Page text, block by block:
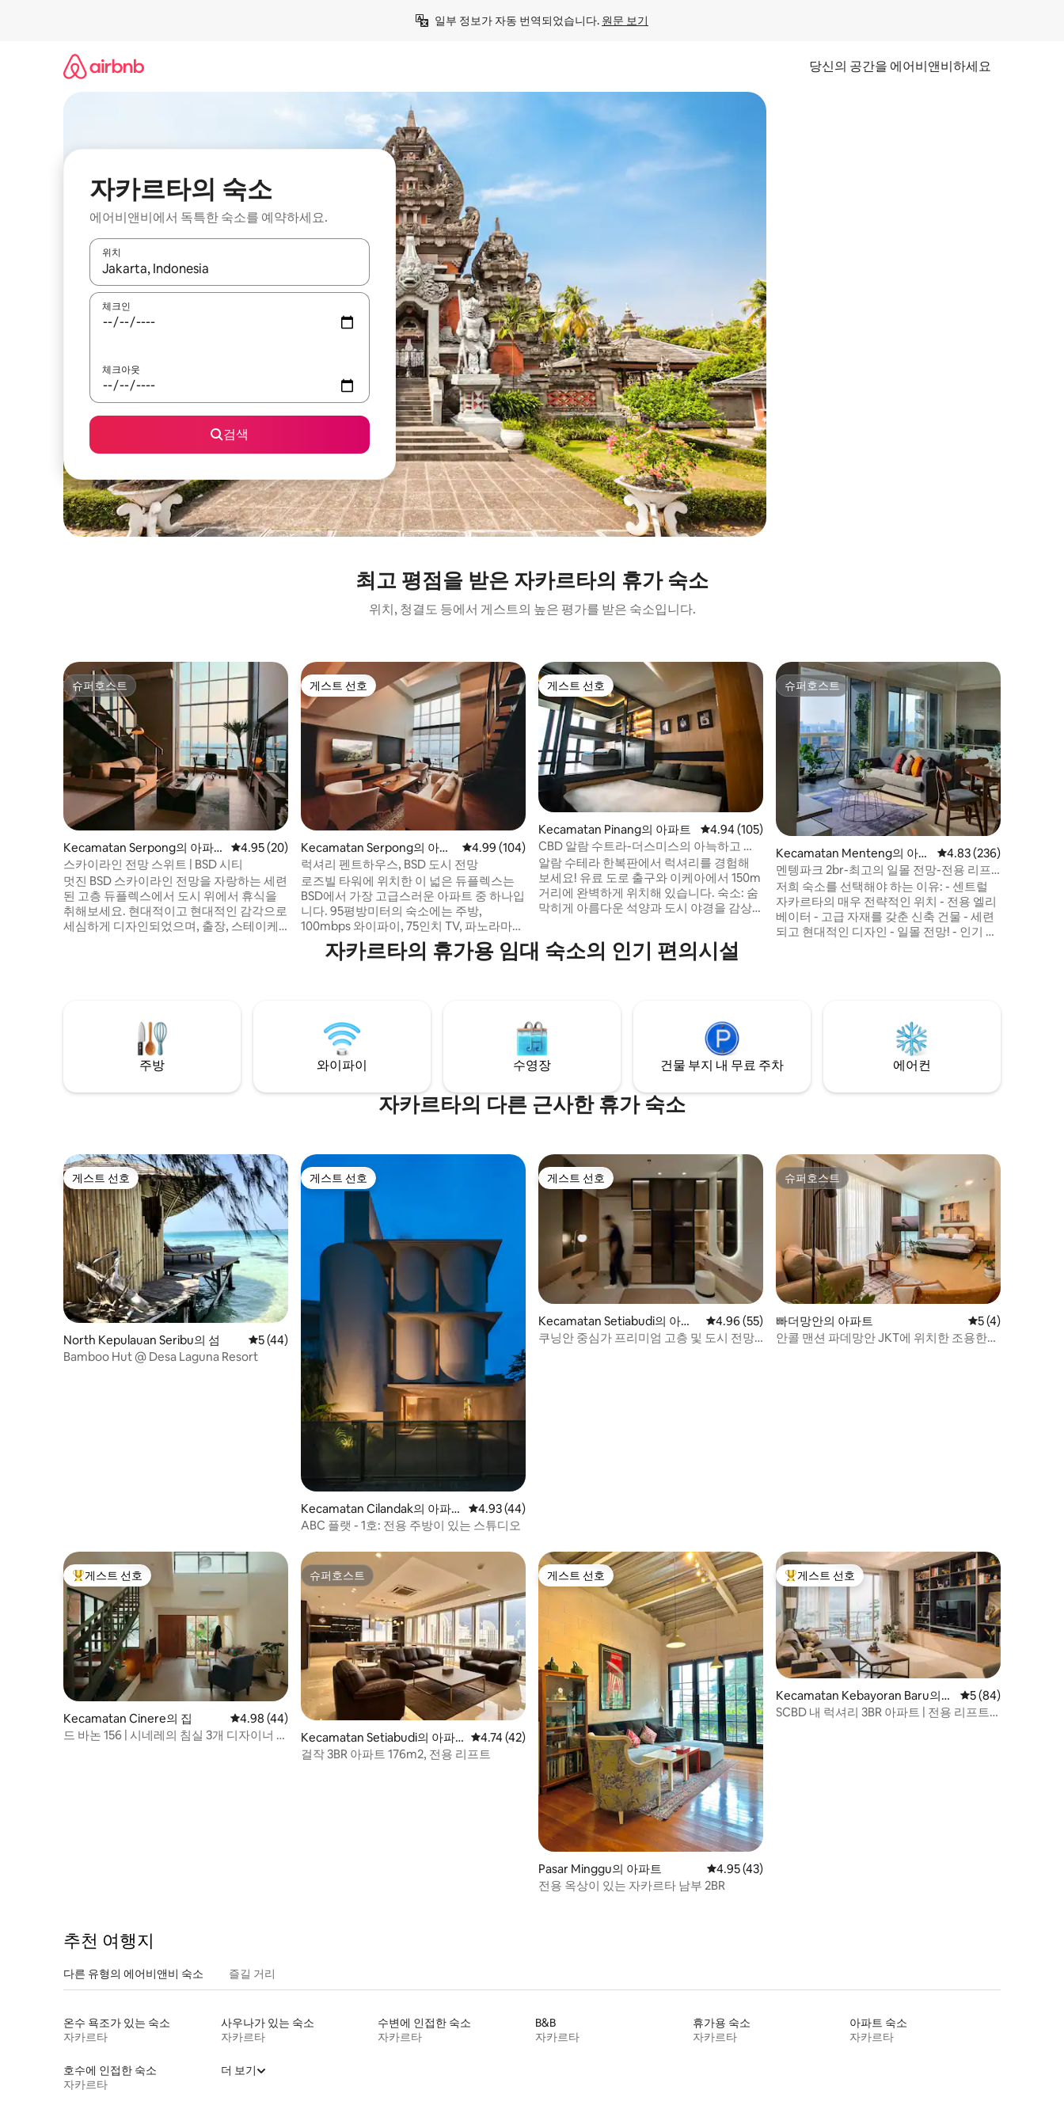
일부 정보가 자동 번역되었습니다. 원문 보기
당신의 공간을 에어비앤비하세요
자카르타의 숙소
에어비앤비에서 독특한 숙소를 예약하세요.
위치
결과가 나오면 위·아래 화살표 키를 사용하거나 터치 또는 스와이프 동작으로 탐색하세요.
체크인
체크아웃
검색
최고 평점을 받은 자카르타의 휴가 숙소
위치, 청결도 등에서 게스트의 높은 평가를 받은 숙소입니다.
슈퍼호스트
슈퍼호스트
Kecamatan Serpong의 아파
트
평점 4.95점(5점 만점), 후기 20개
4.95 (20)
스카이라인 전망 스위트 | BSD 시티
멋진 BSD 스카이라인 전망을 자랑하는 세련
된 고층 듀플렉스에서 도시 위에서 휴식을
취해보세요. 현대적이고 현대적인 감각으로
세심하게 디자인되었으며, 출장, 스테이케
스장, 당구 라운지, 미니마트, 세탁 시설을
이용하실 수 있습니다. 아름다운 일몰과 도
시 조명이 기다립니다.
게스트 선호
게스트 선호
Kecamatan Serpong의 아파
트
평점 4.99점(5점 만점), 후기 104개
4.99 (104)
럭셔리 펜트하우스, BSD 도시 전망
로즈빌 타워에 위치한 이 넓은 듀플렉스는
BSD에서 가장 고급스러운 아파트 중 하나입
니다. 95평방미터의 숙소에는 주방,
100mbps 와이파이, 75인치 TV, 파노라마
스카이라인 전망을 감상할 수 있는 책상 등
현대적인 편의시설이 마련되어 있습니다.
당구대가 있는 라운지, 헬스장, 미니마트, 아
이 돌봄 시설, 세탁소도 이용하실 수 있습니
게스트 선호
게스트 선호
Kecamatan Pinang의 아파트 평점 4.94점(5점 만점), 후기 105개
4.94 (105)
CBD 알람 수트라-더스미스의 아늑하고 고
급스러운 현대식 침실 1개
알람 수테라 한복판에서 럭셔리를 경험해
보세요! 유료 도로 출구와 이케아에서 150m
거리에 완벽하게 위치해 있습니다. 숙소: 숨
막히게 아름다운 석양과 도시 야경을 감상
세요. 제공되는 넷플릭스 계정으로 휴식을
취해 보세요. 주요 정보: - 셀프 체크인: 나만
하고 안락합니다. 곧 뵙겠습니다!
슈퍼호스트
슈퍼호스트
Kecamatan Menteng의 아파
트
평점 4.83점(5점 만점),
4.83 (236)
멘텡파크 2br-최고의 일몰 전망-전용 리프
트-넷플릭스
저희 숙소를 선택해야 하는 이유: - 센트럴
자카르타의 매우 전략적인 위치 - 전용 엘리
베이터 - 고급 자재를 갖춘 신축 건물 - 세련
되고 현대적인 디자인 - 일몰 전망! - 인기 있
르타에 머무는 동안 모나스 전망을 보며 잠
에서 깨어나는 것을 상상해 보세요!
자카르타의 휴가용 임대 숙소의 인기 편의시설
주방 와이파이 수영장 건물 부지 내 무료 주차 에어컨
자카르타의 다른 근사한 휴가 숙소
게스트 선호
게스트 선호
North Kepulauan Seribu의 섬 평점 5점(5점 만점), 후기 44개
5 (44)
Bamboo Hut @ Desa Laguna Resort
게스트 선호
게스트 선호
Kecamatan Cilandak의 아파
트
평점 4.93점(5점 만점), 후기 44개
4.93 (44)
ABC 플랫 - 1호: 전용 주방이 있는 스튜디오
게스트 선호
게스트 선호
Kecamatan Setiabudi의 아파
트
평점 4.96점(5점 만점), 후기 55개
4.96 (55)
쿠닝안 중심가 프리미엄 고층 및 도시 전망
슈퍼호스트
슈퍼호스트
빠더망안의 아파트 평점 5점(5점 만
5 (4)
안콜 맨션 파데망안 JKT에 위치한 조용한
상위 게스트 선호
게스트 선호
Kecamatan Cinere의 집 평점 4.98점(5점 만점), 후기 44개
4.98 (44)
드 바논 156 | 시네레의 침실 3개 디자이너 숙
슈퍼호스트
슈퍼호스트
Kecamatan Setiabudi의 아파
트
평점 4.74점(5점 만점), 후기 42개
4.74 (42)
걸작 3BR 아파트 176m2, 전용 리프트
게스트 선호
게스트 선호
Pasar Minggu의 아파트 평점 4.95점(5점 만점), 후기 43개
4.95 (43)
전용 옥상이 있는 자카르타 남부 2BR
상위 게스트 선호
게스트 선호
Kecamatan Kebayoran Baru의
아파트
평점 5점(5점 만점),
5 (84)
SCBD 내 럭셔리 3BR 아파트 | 전용 리프트
추천 여행지
다른 유형의 에어비앤비 숙소 즐길 거리
온수 욕조가 있는 숙소
자카르타
사우나가 있는 숙소
자카르타
수변에 인접한 숙소
자카르타
B&B
자카르타
휴가용 숙소
자카르타
아파트 숙소
자카르타
호수에 인접한 숙소
자카르타
더 보기